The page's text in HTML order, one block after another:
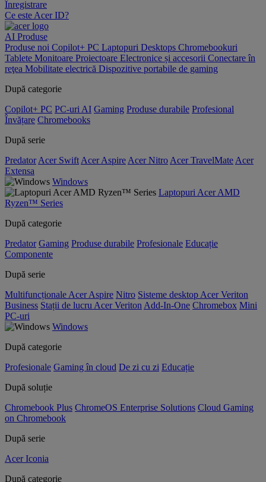
Înregistrare
Ce este Acer ID?
AI Produse
Produse noi Copilot+ PC Laptopuri Desktops Chromebookuri
Tablete Monitoare Proiectoare Electronice și accesorii Conectare în
reţea Mobilitate electrică Dispozitive portabile de gaming
După categorie
Copilot+ PC PC-uri AI Gaming Produse durabile Profesional
Învățare Chromebooks
După serie
Predator Acer Swift Acer Aspire Acer Nitro Acer TravelMate Acer
Extensa
Windows
Laptopuri Acer AMD
Ryzen™ Series
După categorie
Predator Gaming Produse durabile Profesionale Educație
Componente
După serie
Multifuncționale Acer Aspire Nitro Sisteme desktop Acer Veriton
Business Stații de lucru Acer Veriton Add-In-One Chromebox Mini
PC-uri
Windows
După categorie
Profesionale Gaming în cloud De zi cu zi Educație
După soluție
Chromebook Plus ChromeOS Enterprise Solutions Cloud Gaming
on Chromebook
După serie
Acer Iconia
După categorie